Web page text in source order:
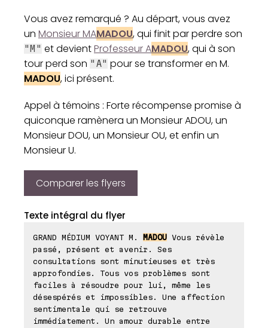
Vous avez remarqué ? Au départ, vous avez
un Monsieur MAMADOU, qui finit par perdre son
"M" et devientProfesseur AMADOU, qui à son
tour perd son "A" pour se transformer en M.
MADOU, ici présent.
Appel à témoins : Forte récompense promise à
quiconque ramènera un Monsieur ADOU, un
Monsieur DOU, un Monsieur OU, et enfin un
Monsieur U.
Comparer les flyers
Texte intégral du flyer
GRAND MÉDIUM VOYANT M. MADOU Vous révèle
passé, présent et avenir. Ses
consultations sont minutieuses et très
approfondies. Tous vos problèmes sont
faciles à résoudre pour lui, même les
désespérés et impossibles. Une affection
sentimentale qui se retrouve
immédiatement. Un amour durable entre